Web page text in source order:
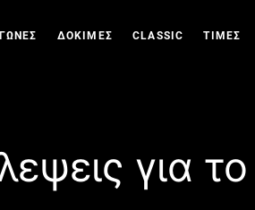
ΔΟΚΙΜΕΣ CLASSIC ΤΙΜΕΣ
για